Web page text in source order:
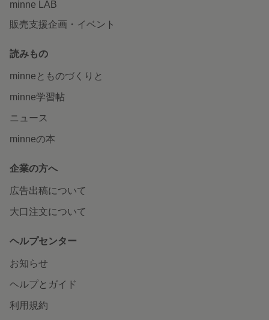
minne LAB
販売支援企画・イベント
読みもの
minneとものづくりと
minne学習帖
ニュース
minneの本
企業の方へ
広告出稿について
大口注文について
ヘルプセンター
お知らせ
ヘルプとガイド
利用規約